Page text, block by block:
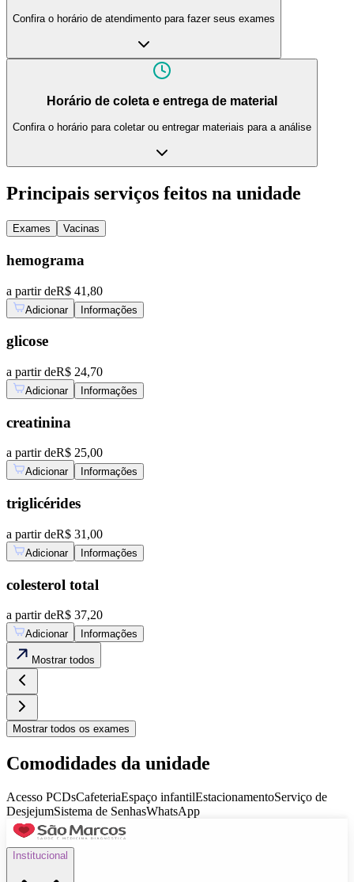
Confira o horário de atendimento para fazer seus exames
Horário de coleta e entrega de material
Confira o horário para coletar ou entregar materiais para a análise
Principais serviços feitos na unidade
Exames Vacinas
hemograma
a partir deR$ 41,80
Adicionar Informações
glicose
a partir deR$ 24,70
Adicionar Informações
creatinina
a partir deR$ 25,00
Adicionar Informações
triglicérides
a partir deR$ 31,00
Adicionar Informações
colesterol total
a partir deR$ 37,20
Adicionar Informações
Mostrar todos
Mostrar todos os exames
Comodidades da unidade
Acesso PCDsCafeteriaEspaço infantilEstacionamentoServiço de
DesjejumSistema de SenhasWhatsApp
Institucional